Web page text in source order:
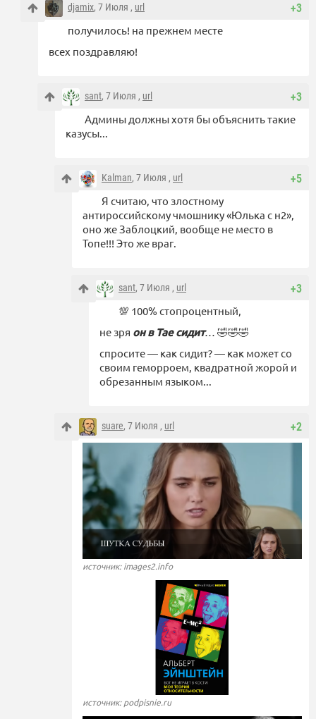
+3
djamix, 7 Июля , url
получилось! на прежнем месте
всех поздравляю!
+3
sant, 7 Июля , url
Админы должны хотя бы объяснить такие
казусы...
+5
Kalman, 7 Июля , url
Я считаю, что злостному
антироссийскому чмошнику «Юлька с н2»,
оно же Заблоцкий, вообще не место в
Топе!!! Это же враг.
+3
sant, 7 Июля , url
💯 100% стопроцентный,
не зря он в Тае сидит… 🤣🤣🤣
спросите — как сидит? — как может со
своим геморроем, квадратной жорой и
обрезанным языком...
+2
suare, 7 Июля , url
источник: images2.info
источник: podpisnie.ru